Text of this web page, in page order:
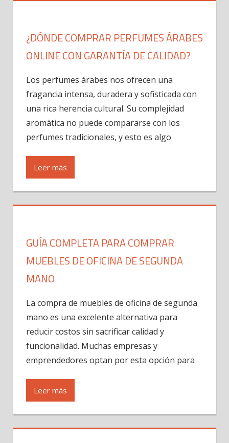
¿DÓNDE COMPRAR PERFUMES ÁRABES
ONLINE CON GARANTÍA DE CALIDAD?
Los perfumes árabes nos ofrecen una
fragancia intensa, duradera y sofisticada con
una rica herencia cultural. Su complejidad
aromática no puede compararse con los
perfumes tradicionales, y esto es algo
Leer más
GUÍA COMPLETA PARA COMPRAR
MUEBLES DE OFICINA DE SEGUNDA
MANO
La compra de muebles de oficina de segunda
mano es una excelente alternativa para
reducir costos sin sacrificar calidad y
funcionalidad. Muchas empresas y
emprendedores optan por esta opción para
Leer más